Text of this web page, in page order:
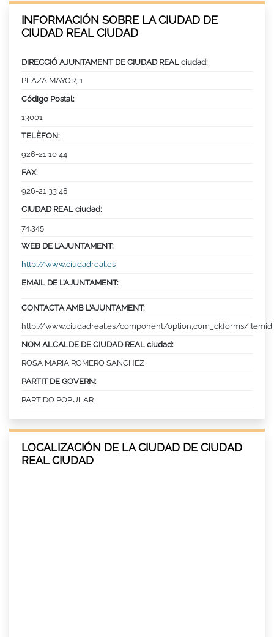
INFORMACIÓN SOBRE LA CIUDAD DE
CIUDAD REAL CIUDAD
DIRECCIÓ AJUNTAMENT DE CIUDAD REAL ciudad:
PLAZA MAYOR, 1
Código Postal:
13001
TELÈFON:
926-21 10 44
FAX:
926-21 33 48
CIUDAD REAL ciudad:
74,345
WEB DE L’AJUNTAMENT:
http://www.ciudadreal.es
EMAIL DE L’AJUNTAMENT:
CONTACTA AMB L’AJUNTAMENT:
http://www.ciudadreal.es/component/option,com_ckforms/
NOM ALCALDE DE CIUDAD REAL ciudad:
ROSA MARIA ROMERO SANCHEZ
PARTIT DE GOVERN:
PARTIDO POPULAR
LOCALIZACIÓN DE LA CIUDAD DE CIUDAD
REAL CIUDAD